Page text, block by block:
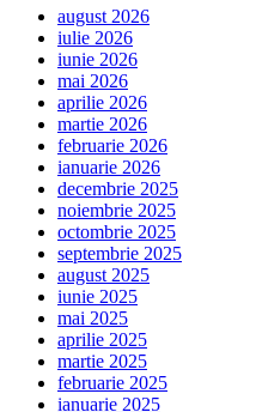
august 2026
iulie 2026
iunie 2026
mai 2026
aprilie 2026
martie 2026
februarie 2026
ianuarie 2026
decembrie 2025
noiembrie 2025
octombrie 2025
septembrie 2025
august 2025
iunie 2025
mai 2025
aprilie 2025
martie 2025
februarie 2025
ianuarie 2025